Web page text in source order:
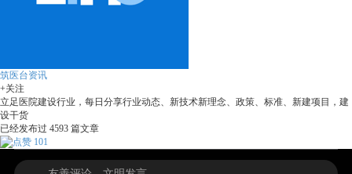
筑医台资讯
+关注
立足医院建设行业，每日分享行业动态、新技术新理念、政策、标准、新建项目，建
设干货
已经发布过 4593 篇文章
101